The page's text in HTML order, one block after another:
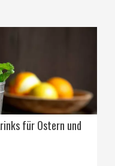
für Ostern und